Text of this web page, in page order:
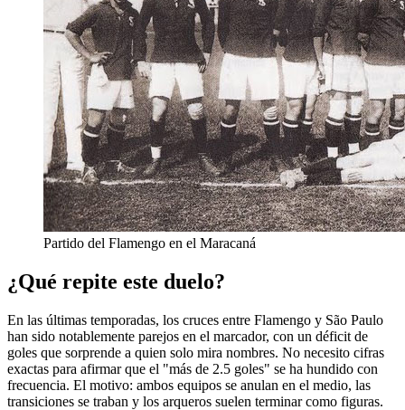
Partido del Flamengo en el Maracaná
¿Qué repite este duelo?
En las últimas temporadas, los cruces entre Flamengo y São Paulo
han sido notablemente parejos en el marcador, con un déficit de
goles que sorprende a quien solo mira nombres. No necesito cifras
exactas para afirmar que el "más de 2.5 goles" se ha hundido con
frecuencia. El motivo: ambos equipos se anulan en el medio, las
transiciones se traban y los arqueros suelen terminar como figuras.